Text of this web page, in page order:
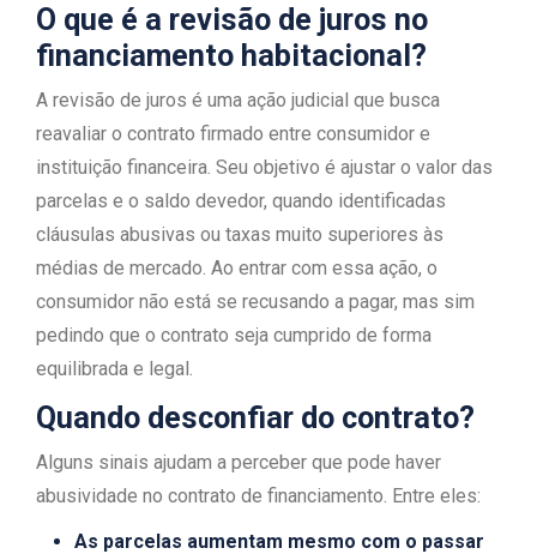
O que é a revisão de juros no
financiamento habitacional?
A revisão de juros é uma ação judicial que busca
reavaliar o contrato firmado entre consumidor e
instituição financeira. Seu objetivo é ajustar o valor das
parcelas e o saldo devedor, quando identificadas
cláusulas abusivas ou taxas muito superiores às
médias de mercado. Ao entrar com essa ação, o
consumidor não está se recusando a pagar, mas sim
pedindo que o contrato seja cumprido de forma
equilibrada e legal.
Quando desconfiar do contrato?
Alguns sinais ajudam a perceber que pode haver
abusividade no contrato de financiamento. Entre eles:
As parcelas aumentam mesmo com o passar